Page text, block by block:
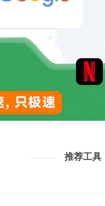
推荐工具